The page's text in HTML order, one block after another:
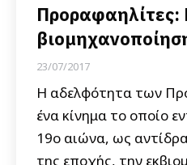
Προραφαηλίτες:
23/07/2017
Η αδελφότητα των
ένα κίνημα το οποίο
19ο αιώνα, ως
της εποχής, την